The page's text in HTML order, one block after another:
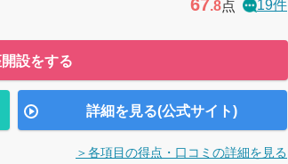
67.8点 19件
開設をする
詳細を見る(公式サイト)
＞各項目の得点・口コミの詳細を見る